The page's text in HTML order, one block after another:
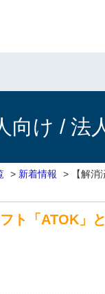
け / 法
> 新着情報 > 【解
ト「ATOK